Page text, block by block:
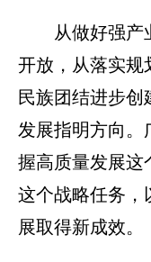
从做好强产
开放，从落实规
民族团结进步
发展指明方向。
握高质量发展这
这个战略任务，
展取得新成效。